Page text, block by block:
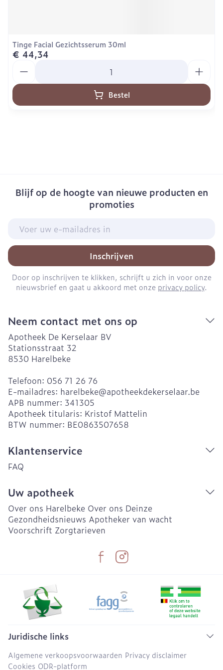
Tinge Facial Gezichtsserum 30ml
€ 44,34
Bestel
Blijf op de hoogte van nieuwe producten en
promoties
Inschrijven
Door op inschrijven te klikken, schrijft u zich in voor onze
nieuwsbrief en gaat u akkoord met onze privacy policy.
Neem contact met ons op
Apotheek De Kerselaar BV
Stationsstraat 32
8530 Harelbeke
Telefoon: 056 71 26 76
E-mailadres: harelbeke@apotheekdekerselaar.be
APB nummer: 341305
Apotheek titularis: Kristof Mattelin
BTW nummer: BE0863507658
Klantenservice
FAQ
Uw apotheek
Over ons Harelbeke Over ons Deinze
Gezondheidsnieuws Apotheker van wacht
Voorschrift Zorgtarieven
Juridische links
Algemene verkoopsvoorwaarden Privacy disclaimer
Cookies ODR-platform